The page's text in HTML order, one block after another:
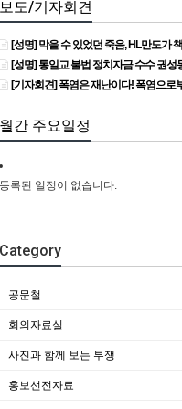
보도/기자회견
[성명] 막을 수 있었던 죽음, HL만도가 책임져라 : 청년노동자 사망
[성명] 통일교 불법 정치자금 수수 권
[기자회견] 폭염은 재난이다! 폭염으로부터 안전한 일터를 위한
월간 주요일정
등록된 일정이 없습니다.
Category
공문철
회의자료실
사진과 함께 보는 투쟁
홍보선전자료